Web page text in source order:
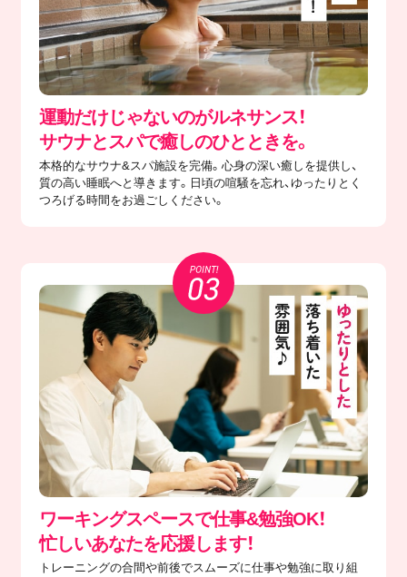
運動だけじゃないのがルネサンス！
サウナとスパで癒しのひとときを。
本格的なサウナ&スパ施設を完備。心身の深い癒しを提供し、
質の高い睡眠へと導きます。日頃の喧騒を忘れ、ゆったりとく
つろげる時間をお過ごしください。
ワーキングスペースで仕事&勉強OK！
忙しいあなたを応援します！
トレーニングの合間や前後でスムーズに仕事や勉強に取り組